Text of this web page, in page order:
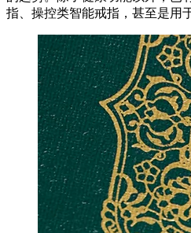
指、操控类智能戒指，甚至是用